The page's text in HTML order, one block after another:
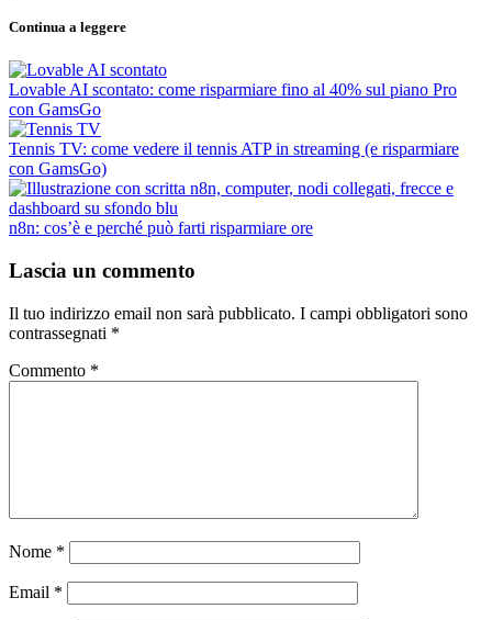
Continua a leggere
Lovable AI scontato: come risparmiare fino al 40% sul piano Pro
con GamsGo
Tennis TV: come vedere il tennis ATP in streaming (e risparmiare
con GamsGo)
n8n: cos’è e perché può farti risparmiare ore
Lascia un commento
Il tuo indirizzo email non sarà pubblicato. I campi obbligatori sono
contrassegnati *
Commento *
Nome *
Email *